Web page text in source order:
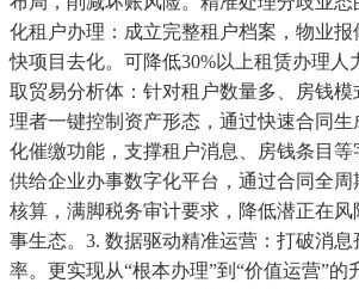
化租户办理：成立完整租户档案，物业
快项目去化。可降低30%以上租赁办理人
取贸易分析体：针对租户数量多、房钱
理者一键控制资产形态，通过快速合同
化催缴功能，支撑租户消息、房钱条目
供给企业办事数字化平台，通过合同全
核算，满脚税务审计要求，降低潜正在
事生态。3. 数据驱动精准运营：打破消
率。更实现从“根本办理”到“价值运营”的